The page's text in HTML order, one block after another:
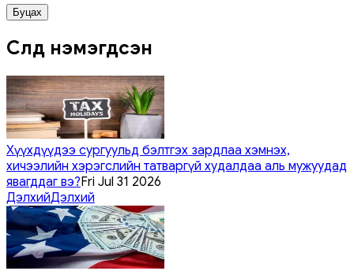
Буцах
Сүүлд нэмэгдсэн
Хүүхдүүдээ сургуульд бэлтгэх зардлаа хэмнэх,
хичээлийн хэрэгслийн татваргүй худалдаа аль мужуудад
явагддаг вэ?Fri Jul 31 2026
ДэлхийДэлхий